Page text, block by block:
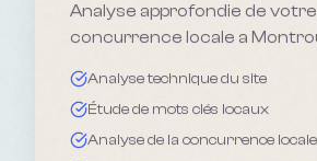
Analyse approfondie de
concurrence locale a
Analyse technique du site
Étude de mots clés locaux
Analyse de la concurrence locale